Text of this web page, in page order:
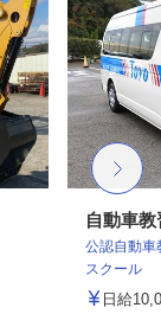
自動車
公認自動
スクール
日給